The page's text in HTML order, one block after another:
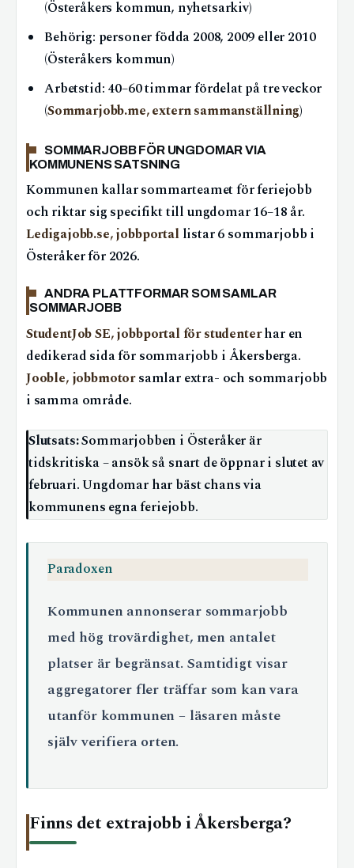
(Österåkers kommun, nyhetsarkiv)
Behörig: personer födda 2008, 2009 eller 2010
(Österåkers kommun)
Arbetstid: 40–60 timmar fördelat på tre veckor
(Sommarjobb.me, extern sammanställning)
SOMMARJOBB FÖR UNGDOMAR VIA
KOMMUNENS SATSNING
Kommunen kallar sommarteamet för feriejobb
och riktar sig specifikt till ungdomar 16–18 år.
Ledigajobb.se, jobbportallistar 6 sommarjobb i
Österåker för 2026.
ANDRA PLATTFORMAR SOM SAMLAR
SOMMARJOBB
StudentJob SE, jobbportal för studenterhar en
dedikerad sida för sommarjobb i Åkersberga.
Jooble, jobbmotorsamlar extra- och sommarjobb
i samma område.
Slutsats:Sommarjobben i Österåker är
tidskritiska – ansök så snart de öppnar i slutet av
februari. Ungdomar har bäst chans via
kommunens egna feriejobb.
Paradoxen
Kommunen annonserar sommarjobb
med hög trovärdighet, men antalet
platser är begränsat. Samtidigt visar
aggregatorer fler träffar som kan vara
utanför kommunen – läsaren måste
själv verifiera orten.
Finns det extrajobb i Åkersberga?